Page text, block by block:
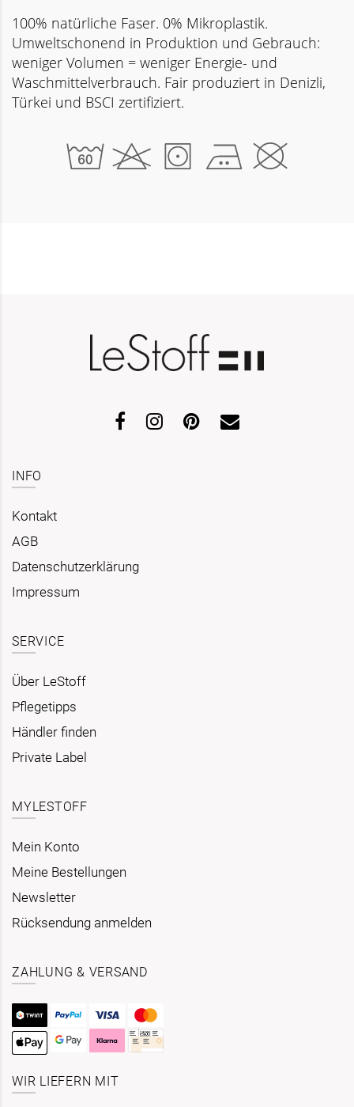
100% natürliche Faser. 0% Mikroplastik.
Umweltschonend in Produktion und Gebrauch:
weniger Volumen = weniger Energie- und
Waschmittelverbrauch. Fair produziert in Denizli,
Türkei und BSCI zertifiziert.
INFO
Kontakt
AGB
Datenschutzerklärung
Impressum
SERVICE
Über LeStoff
Pflegetipps
Händler finden
Private Label
MYLESTOFF
Mein Konto
Meine Bestellungen
Newsletter
Rücksendung anmelden
ZAHLUNG & VERSAND
WIR LIEFERN MIT